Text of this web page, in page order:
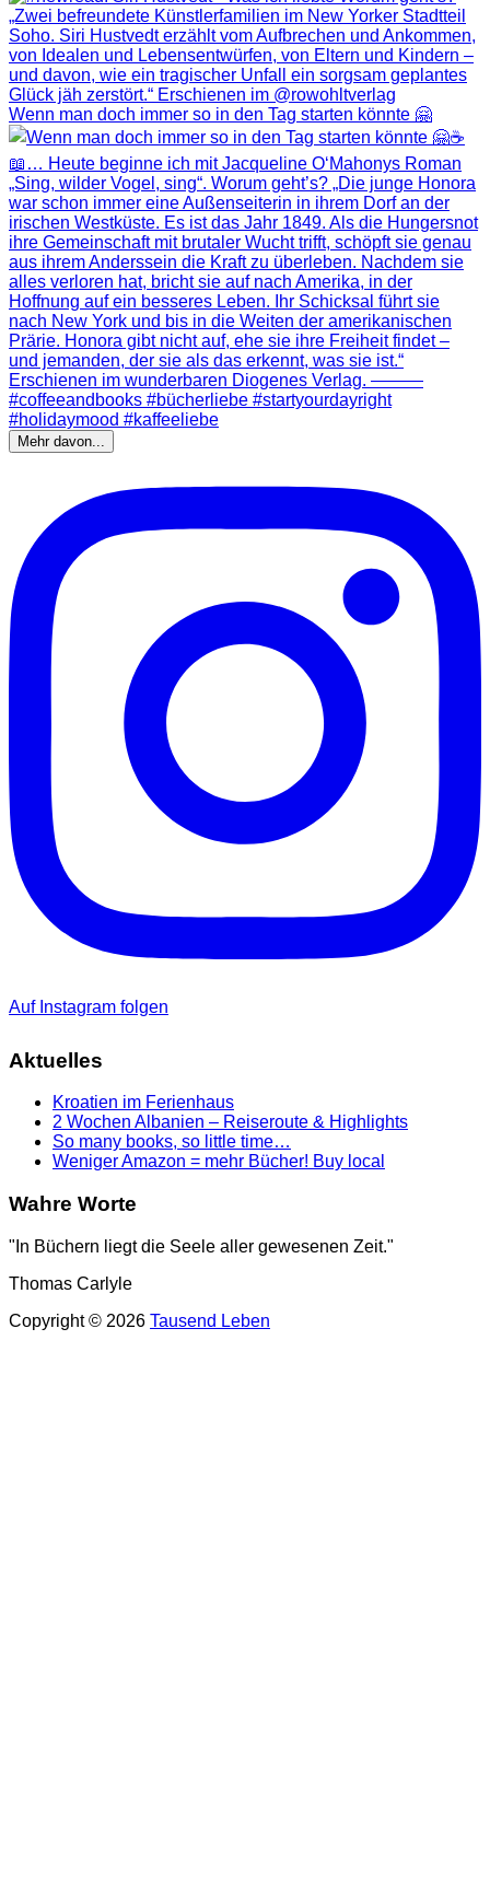
Wenn man doch immer so in den Tag starten könnte 🤗
Mehr davon...
Auf Instagram folgen
Aktuelles
Kroatien im Ferienhaus
2 Wochen Albanien – Reiseroute & Highlights
So many books, so little time…
Weniger Amazon = mehr Bücher! Buy local
Wahre Worte
"In Büchern liegt die Seele aller gewesenen Zeit."
Thomas Carlyle
Copyright © 2026 Tausend Leben